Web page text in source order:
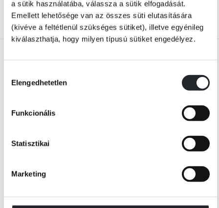
a sütik használatába, válassza a sütik elfogadását.
Emellett lehetősége van az összes süti elutasítására
(kivéve a feltétlenül szükséges sütiket), illetve egyénileg
kiválaszthatja, hogy milyen típusú sütiket engedélyez.
kiválasztása
Elengedhetetlen
Funkcionális
Statisztikai
Marketing
KOSÁRBA KOSÁRBA
Jamie Oliver
minden napjára
Bianca Bosker